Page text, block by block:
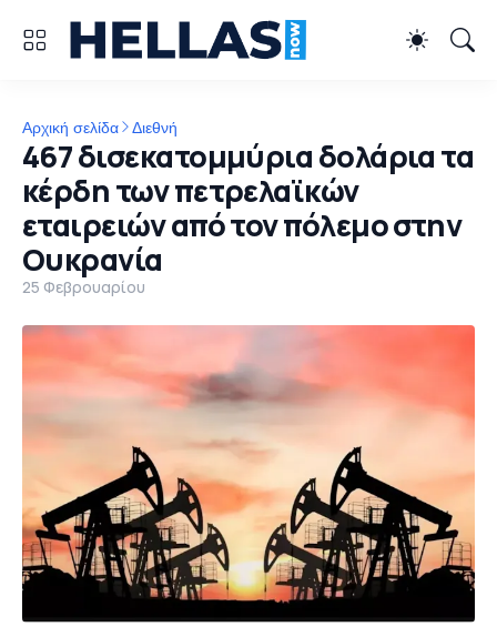
Αρχική σελίδα Διεθνή
467 δισεκατομμύρια δολάρια τα
κέρδη των πετρελαϊκών
εταιρειών από τον πόλεμο στην
Ουκρανία
25 Φεβρουαρίου